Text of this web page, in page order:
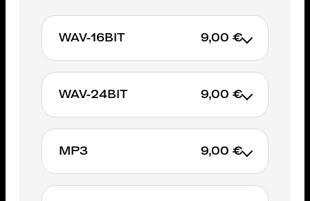
WAV-16BIT 9,00 €
AJOUTER AU PANIER
WAV-24BIT 9,00 €
AJOUTER AU PANIER
MP3 9,00 €